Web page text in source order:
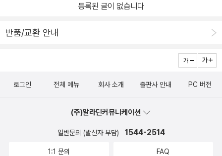
등록된 글이 없습니다
반품/교환 안내
로그인 전체 메뉴 회사 소개 출판사 안내 PC 버전
(주)알라딘커뮤니케이션
일반문의 (발신자 부담) 1544-2514
1:1 문의 FAQ